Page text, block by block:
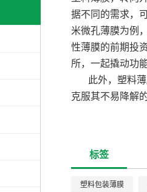
据不同的需求，
米微孔薄膜为例
性薄膜的前期投
所，一起撬动功
此外，塑料
克服其不易降解
标签
塑料包装薄膜